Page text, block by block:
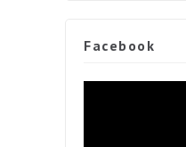
Facebook